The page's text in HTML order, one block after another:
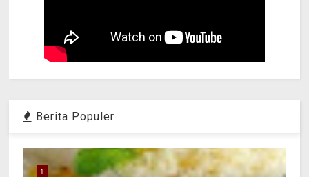
Berita Populer
1